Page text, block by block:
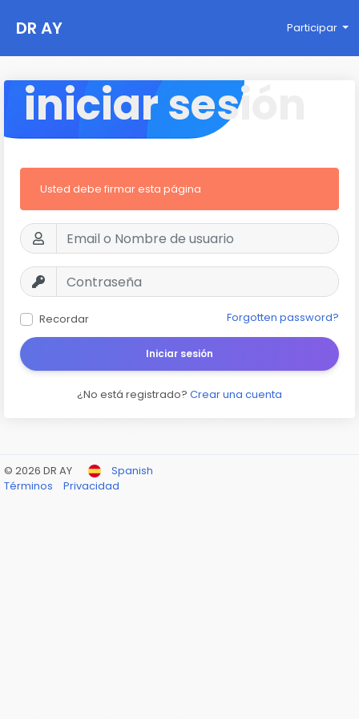
DR AY Participar
iniciar sesión
Usted debe firmar esta página
Recordar Forgotten password?
Iniciar sesión
¿No está registrado? Crear una cuenta
© 2026 DR AY
Spanish
Términos
Privacidad